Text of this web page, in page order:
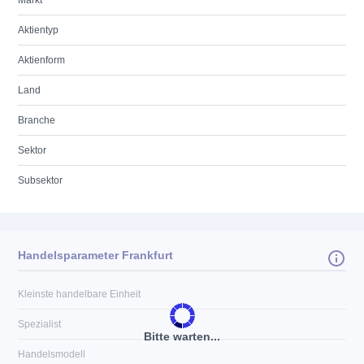
Aktientyp
Aktienform
Land
Branche
Sektor
Subsektor
Bitte warten...
Handelsparameter Frankfurt
Kleinste handelbare Einheit
Spezialist
Handelsmodell